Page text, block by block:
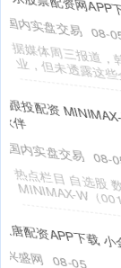
领圣配资APP下载 “
正规股票交易平台
本文转自：钱江晚
圈 绍兴市新闻传
优配 诺兰新片
兴盛网